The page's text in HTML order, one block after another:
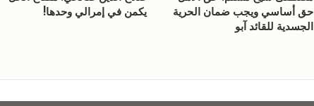
حق أساسي ويجب ضمان الحرية
الجسدية للقائد آبو
يكمن في إمرالي وحدها!